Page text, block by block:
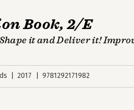
Book, 2/E
it and Deliver it!
2017 9781292171982